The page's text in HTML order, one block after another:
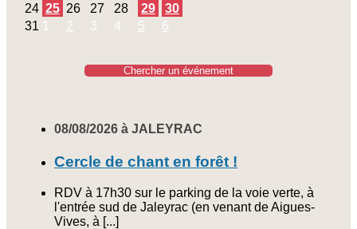
24 25 26 27 28 29
30
31 1 2 3 4 5 6
Chercher un événement
08/08/2026 à JALEYRAC
Cercle de chant en forêt !
RDV à 17h30 sur le parking de la voie verte, à
l'entrée sud de Jaleyrac (en venant de Aigues-
Vives, à [...]